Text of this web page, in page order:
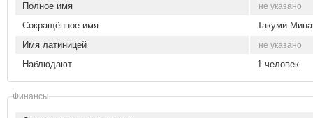
Полное имя не указано
Сокращённое имя
Такуми
Имя латиницей
не указано
Наблюдают 1 человек
Финансы